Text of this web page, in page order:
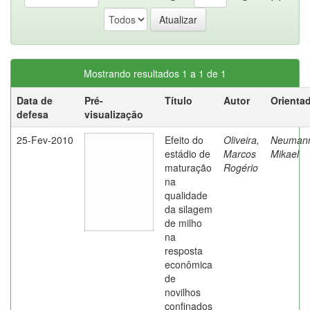
Mostrando resultados 1 a 1 de 1
Data de
defesa
Pré-
visualização
Título Autor
25-Fev-2010
Efeito do
estádio de
maturação
na
qualidade
da silagem
de milho
na
resposta
econômica
de
novilhos
confinados
Oliveira,
Marcos
Rogério
Mikael